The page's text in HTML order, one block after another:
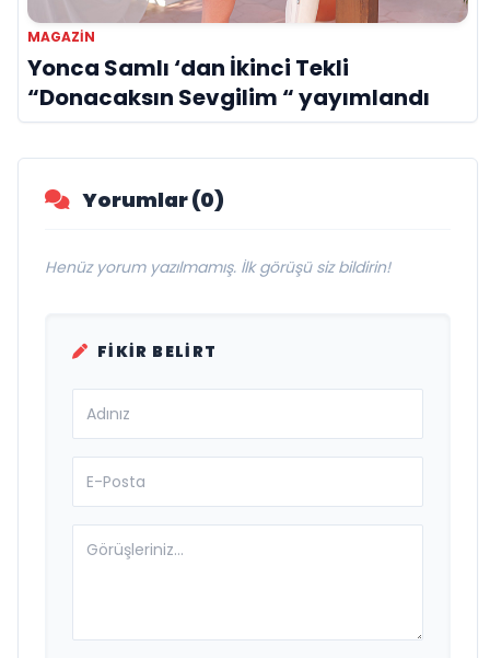
MAGAZIN
Yonca Samlı ‘dan İkinci Tekli
“Donacaksın Sevgilim “ yayımlandı
Yorumlar (0)
Henüz yorum yazılmamış. İlk görüşü siz bildirin!
FIKIR BELIRT